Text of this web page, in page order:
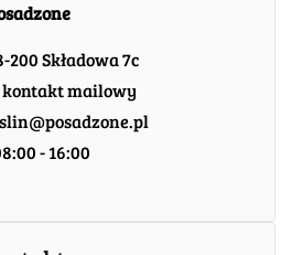
200 Składowa 7c
kontakt mailowy
- 16:00